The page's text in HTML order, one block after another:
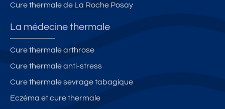
Cure thermale de La Roche Posay
La médecine thermale
Cure thermale arthrose
Cure thermale anti-stress
Cure thermale sevrage tabagique
Eczéma et cure thermale